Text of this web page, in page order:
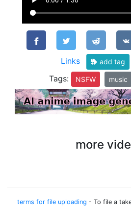
Links add tag
Tags: NSFW music
more
terms for file uploading - To file a